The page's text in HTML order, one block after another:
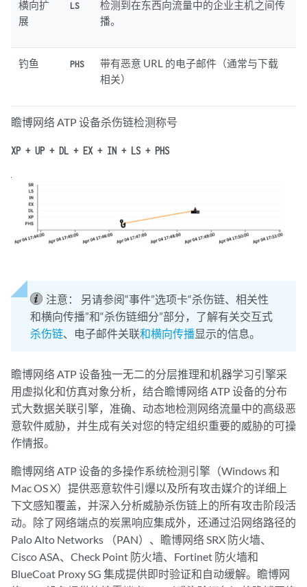
横向扩
展
LS
检测到在东西向流量中的企业主机之间传
播。
钓鱼 PHS
带有恶意 URL 的电子邮件（通常与下载
相关）
瞻博网络 ATP 设备杀伤链检测称号
XP + UP + DL + EX + IN + LS + PHS
注意：
另请参阅“事件”选项卡“杀伤链、相关性
和横向传播”和“杀伤链细分”部分，了解有关交互式
杀伤链、电子邮件关联和横向传播显示的信息。
瞻博网络 ATP 设备独一无二的分层推理和机器学习引擎采
用虚拟化和仿真对象分析，结合瞻博网络 ATP 设备的分布
式大数据关联引擎，准确、动态地检测网络流量中的高级恶
意软件威胁，并生成有关对您的特定组织重要的威胁的可操
作情报。
瞻博网络 ATP 设备的多操作系统检测引擎（Windows 和
Mac OS X）提供恶意软件引爆以及所有攻击媒介的详细上
下文感知覆盖，并深入分析威胁杀伤链上的所有攻击阶段活
动。除了网络端点的炭黑响应集成外，还通过沿网络路径的
Palo Alto Networks （PAN）、瞻博网络 SRX 防火墙、
Cisco ASA、Check Point 防火墙、Fortinet 防火墙和
BlueCoat Proxy SG 集成提供即时验证和自动缓解。瞻博网